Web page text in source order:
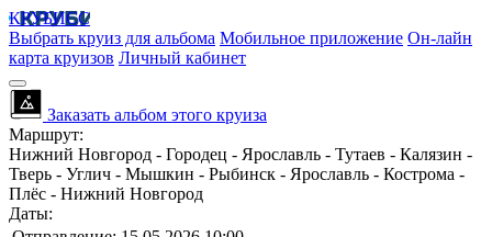
КРУБИСС
Выбрать круиз для альбома Мобильное приложение Он-лайн
карта круизов Личный кабинет
Заказать альбом этого круиза
Маршрут:
Нижний Новгород - Городец - Ярославль - Тутаев - Калязин -
Тверь - Углич - Мышкин - Рыбинск - Ярославль - Кострома -
Плёс - Нижний Новгород
Даты: